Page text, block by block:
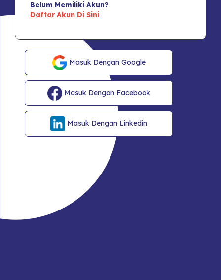
Belum Memiliki Akun?
Daftar Akun Di Sini
Masuk Dengan Google
Masuk Dengan Facebook
Masuk Dengan Linkedin